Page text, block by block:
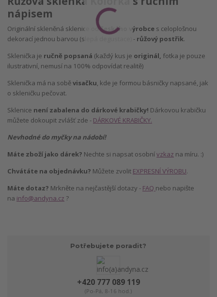
nápisem
Originální skleněná sklenice odčeského výrobce s celoplošnou
dekorací jednou barvou (slepá degustace) - růžový postřik.
Sklenička je ručně popsaná (každý kus je originál, fotka je pouze
ilustrativní, nemusí na 100% odpovídat realitě)
Sklenička má na soběvisačku, kde je formou básničky napsané, jak
o skleničku pečovat.
Sklenice není zabalena do dárkové krabičky! Dárkovou krabičku
můžete dokoupit zvlášť zde - DÁRKOVÉ KRABIČKY.
Nevhodné do myčky na nádobí!
Máte zboží jako dárek? Nechte si napsat osobnívzkaz na míru. :)
Chvátáte na objednávku? Můžete zvolit EXPRESNÍ VÝROBU.
Máte dotaz? Mrkněte na nejčastější dotazy - FAQ nebo napište
na info@andyna.cz ?
Potřebujete poradit?
+420 777 089 119
(Po-Pá, 8-16 hod.)